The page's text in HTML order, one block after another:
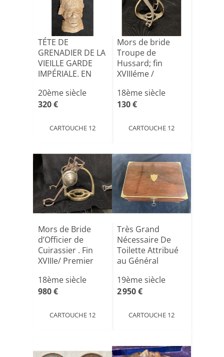
TÉTE DE
GRENADIER DE LA
VIEILLE GARDE
IMPÉRIALE. EN
20ème siècle
320 €
CARTOUCHE 12
Mors de bride
Troupe de
Hussard; fin
XVIIIéme /
18ème siècle
130 €
CARTOUCHE 12
Mors de Bride
d’Officier de
Cuirassier . Fin
XVIIIe/ Premier
18ème siècle
980 €
CARTOUCHE 12
Très Grand
Nécessaire De
Toilette Attribué
au Général
19ème siècle
2 950 €
CARTOUCHE 12